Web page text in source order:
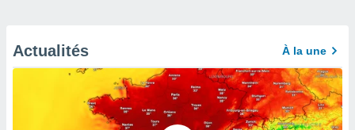
Actualités À la une